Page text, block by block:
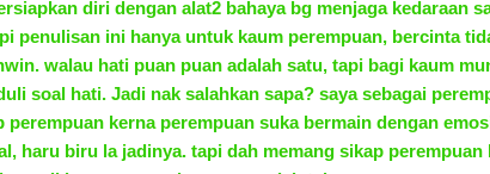
diri dengan alat2 bahaya bg menjaga kedaraan
penulisan ini hanya untuk kaum perempuan, bercinta
walau hati puan puan adalah satu, tapi bagi kaum
soal hati. Jadi nak salahkan sapa? saya sebagai
perempuan kerna perempuan suka bermain dengan
haru biru la jadinya. tapi dah memang sikap perempuan